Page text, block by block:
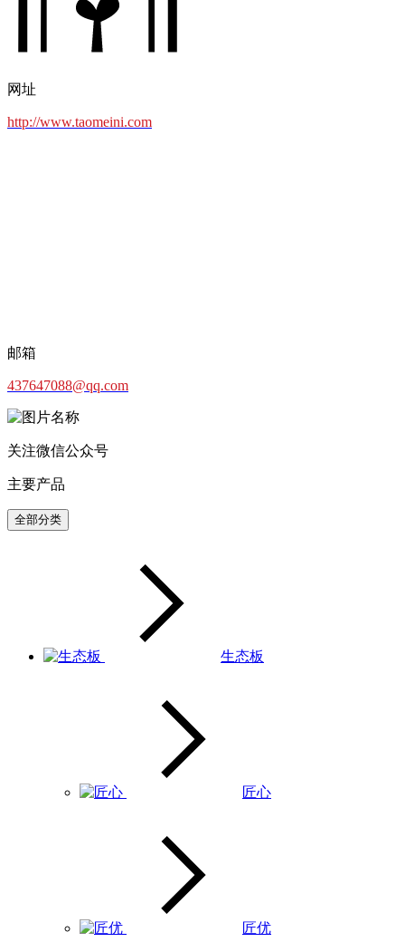
网址
http://www.taomeini.com
邮箱
437647088@qq.com
关注微信公众号
主要产品
全部分类
生态板
匠心
匠优